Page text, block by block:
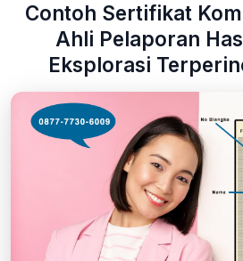
Contoh Sertifikat
Ahli Pelaporan
Eksplorasi